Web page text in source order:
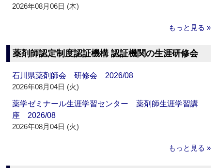
2026年08月06日 (木)
もっと見る »
薬剤師認定制度認証機構 認証機関の生涯研修会
石川県薬剤師会 研修会 2026/08
2026年08月04日 (火)
薬学ゼミナール生涯学習センター 薬剤師生涯学習講
座 2026/08
2026年08月04日 (火)
もっと見る »